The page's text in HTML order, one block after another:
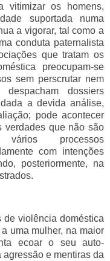
vitimizar os homens,
suportada numa
a vigorar, tal como a
conduta paternalista
que tratam os
preocupam-se
sem perscrutar nem
dossiers
a devida análise,
pode acontecer
verdades que não são
processos
com intenções
posteriormente, na
de violência doméstica
uma mulher, na maior
ecoar o seu auto-
agressão e mentiras da